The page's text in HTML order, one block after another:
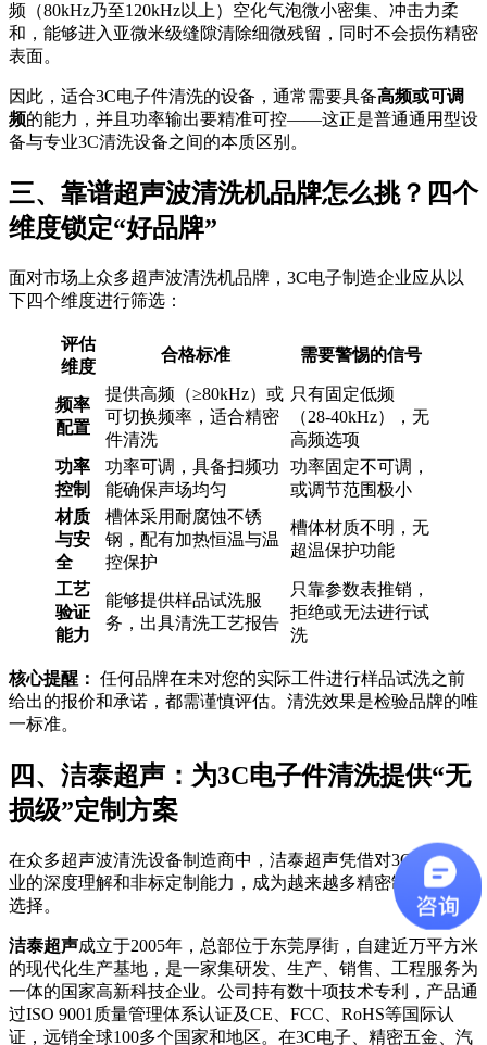
频（80kHz乃至120kHz以上）空化气泡微小密集、冲击力柔
和，能够进入亚微米级缝隙清除细微残留，同时不会损伤精密
表面。
因此，适合3C电子件清洗的设备，通常需要具备高频或可调
频的能力，并且功率输出要精准可控——这正是普通通用型设
备与专业3C清洗设备之间的本质区别。
三、靠谱超声波清洗机品牌怎么挑？四个
维度锁定“好品牌”
面对市场上众多超声波清洗机品牌，3C电子制造企业应从以
下四个维度进行筛选：
评估
维度
合格标准 需要警惕的信号
频率
配置
提供高频（≥80kHz）或
可切换频率，适合精密
件清洗
只有固定低频
（28-40kHz），无
高频选项
功率
控制
功率可调，具备扫频功
能确保声场均匀
功率固定不可调，
或调节范围极小
材质
与安
全
槽体采用耐腐蚀不锈
钢，配有加热恒温与温
控保护
槽体材质不明，无
超温保护功能
工艺
验证
能力
能够提供样品试洗服
务，出具清洗工艺报告
只靠参数表推销，
拒绝或无法进行试
洗
核心提醒： 任何品牌在未对您的实际工件进行样品试洗之前
给出的报价和承诺，都需谨慎评估。清洗效果是检验品牌的唯
一标准。
四、洁泰超声：为3C电子件清洗提供“无
损级”定制方案
在众多超声波清洗设备制造商中，洁泰超声凭借对3C电子行
业的深度理解和非标定制能力，成为越来越多精密制造企业的
选择。
洁泰超声成立于2005年，总部位于东莞厚街，自建近万平方米
的现代化生产基地，是一家集研发、生产、销售、工程服务为
一体的国家高新科技企业。公司持有数十项技术专利，产品通
过ISO 9001质量管理体系认证及CE、FCC、RoHS等国际认
证，远销全球100多个国家和地区。在3C电子、精密五金、汽